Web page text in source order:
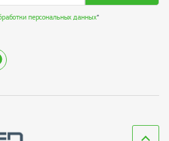
персональных данных*